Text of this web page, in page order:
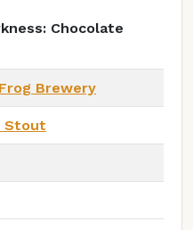
Chocolate
Brewery
Stout